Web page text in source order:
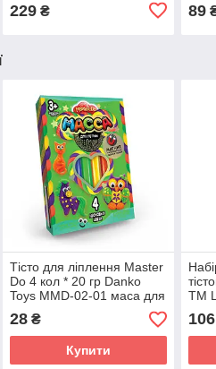
брелок інструмент декор
229₴ 89
Тісто для ліплення Master
Do 4 кол * 20 гр Danko
Toys MMD-02-01 маса для
ліплення набір дитячої
креативної творчості для
дітей
28₴
Купити
ТМ
106